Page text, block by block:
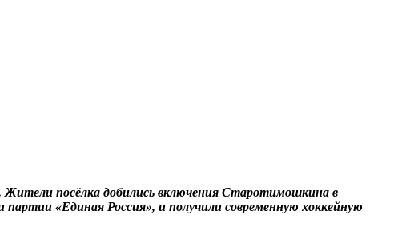
Жители посёлка добились включения Старотимошкина в
«Единая Россия», и получили современную хоккейную